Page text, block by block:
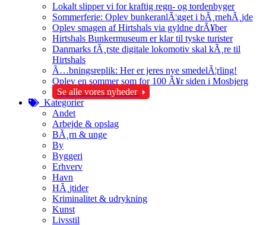
Lokalt slipper vi for kraftig regn- og tordenbyger
Sommerferie: Oplev bunkeranlÃ¦gget i bÃ¸rnehÃ¸jde
Oplev smagen af Hirtshals via gyldne drÃ¥ber
Hirtshals Bunkermuseum er klar til tyske turister
Danmarks fÃ¸rste digitale lokomotiv skal kÃ¸re til
Hirtshals
Ã…bningsreplik: Her er jeres nye smedelÃ¦rling!
Oplev en sommer som for 100 Ã¥r siden i Mosbjerg
Se alle vores nyheder
Kategorier
Andet
Arbejde & opslag
BÃ¸rn & unge
By
Byggeri
Erhverv
Havn
HÃ¸jtider
Kriminalitet & udrykning
Kunst
Livsstil